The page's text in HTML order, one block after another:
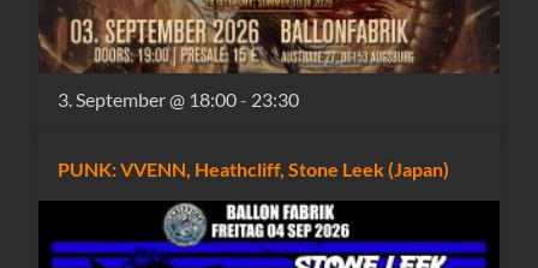
3. September @ 18:00- 23:30
PUNK: VVENN, Heathcliff, Stone Leek (Japan)